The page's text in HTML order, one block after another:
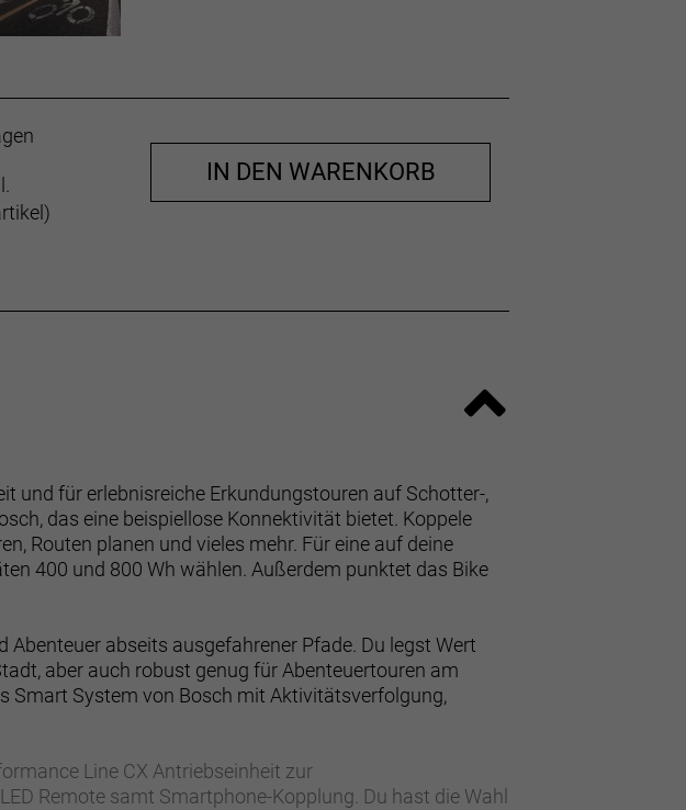
)
IN DEN WARENKORB
und für erlebnisreiche Erkundungstouren auf Schotter-,
das eine beispiellose Konnektivität bietet. Koppele
Routen planen und vieles mehr. Für eine auf deine
400 und 800 Wh wählen. Außerdem punktet das Bike
abseits ausgefahrener Pfade. Du legst Wert
aber auch robust genug für Abenteuertouren am
Smart System von Bosch mit Aktivitätsverfolgung,
Line CX Antriebseinheit zur
Remote samt Smartphone-Kopplung. Du hast die Wahl